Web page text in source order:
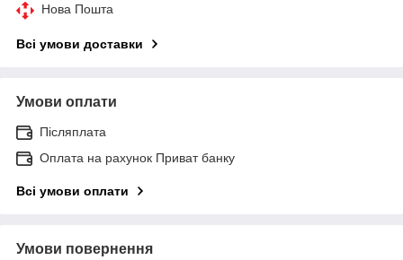
Нова Пошта
Всі умови доставки
Умови оплати
Післяплата
Оплата на рахунок Приват банку
Всі умови оплати
Умови повернення